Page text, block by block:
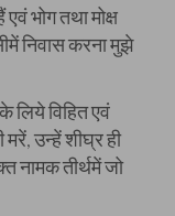
भोग तथा मोक्ष
निवास करना मुझे
लिये विहित एवं
उन्हें शीघ्र ही
नामक तीर्थमें जो